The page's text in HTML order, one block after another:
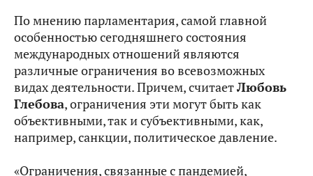
По мнению парламентария, самой главной
особенностью сегодняшнего состояния
международных отношений являются
различные ограничения во всевозможных
видах деятельности. Причем, считаетЛюбовь
Глебова, ограничения эти могут быть как
объективными, так и субъективными, как,
например, санкции, политическое давление.
«Ограничения, связанные с пандемией,